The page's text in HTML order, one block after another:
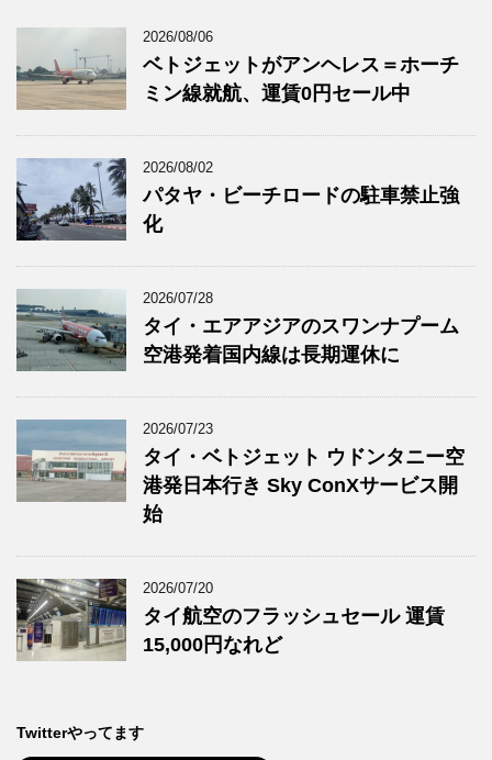
2026/08/06
ベトジェットがアンヘレス＝ホーチ
ミン線就航、運賃0円セール中
2026/08/02
パタヤ・ビーチロードの駐車禁止強
化
2026/07/28
タイ・エアアジアのスワンナプーム
空港発着国内線は長期運休に
2026/07/23
タイ・ベトジェット ウドンタニー空
港発日本行き Sky ConXサービス開
始
2026/07/20
タイ航空のフラッシュセール 運賃
15,000円なれど
Twitterやってます